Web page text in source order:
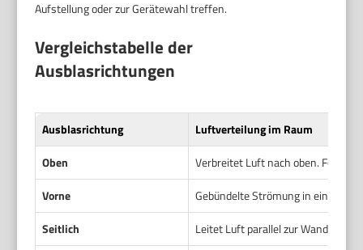
Aufstellung oder zur Gerätewahl treffen.
Vergleichstabelle der
Ausblasrichtungen
Ausblasrichtung
Luftverteilung im Raum
Oben
Verbreitet Luft nach oben.
Vorne
Gebündelte Strömung in eine
Seitlich
Leitet Luft parallel zur Wand.